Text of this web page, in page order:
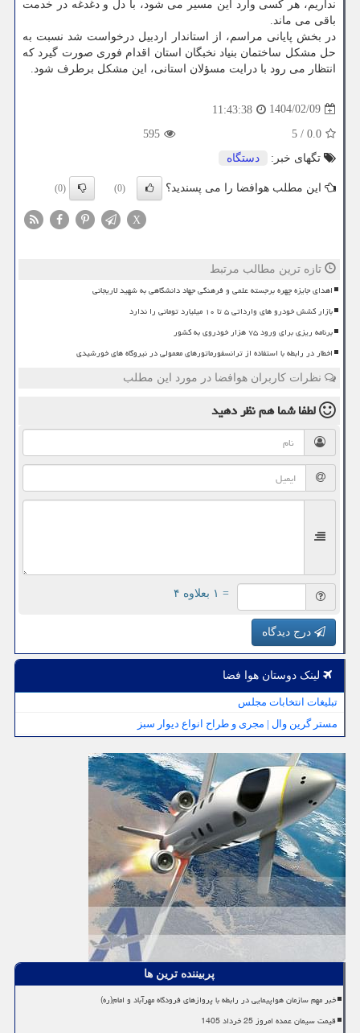
نداریم، هر کسی وارد این مسیر می شود، با دل و دغدغه در خدمت
باقی می ماند.
در بخش پایانی مراسم، از استاندار اردبیل درخواست شد نسبت به
حل مشکل ساختمان بنیاد نخبگان استان اقدام فوری صورت گیرد که
انتظار می رود با درایت مسؤلان استانی، این مشکل برطرف شود.
1404/02/09
11:43:38
0.0
/
5
595
تگهای خبر:
دستگاه
این مطلب هوافضا را می پسندید؟ (0)
(0)
X
تازه ترین مطالب مرتبط
اهدای جایزه چهره برجسته علمی و فرهنگی جهاد دانشگاهی به شهید لاریجانی
بازار کشش خودرو های وارداتی ۵ تا ۱۰ میلیارد تومانی را ندارد
برنامه ریزی برای ورود ۷۵ هزار خودروی به کشور
اخطار در رابطه با استفاده از ترانسفورماتورهای معمولی در نیروگاه های خورشیدی
نظرات کاربران هوافضا در مورد این مطلب
لطفا شما همنظر دهید
= ۱ بعلاوه ۴
درج دیدگاه
لینک دوستان هوا فضا
تبلیغات انتخابات مجلس
مستر گرین وال | مجری و طراح انواع دیوار سبز
پربیننده ترین ها
خبر مهم سازمان هواپیمایی در رابطه با پروازهای فرودگاه مهرآباد و امام(ره)
قیمت سیمان عمده امروز 25 خرداد 1405